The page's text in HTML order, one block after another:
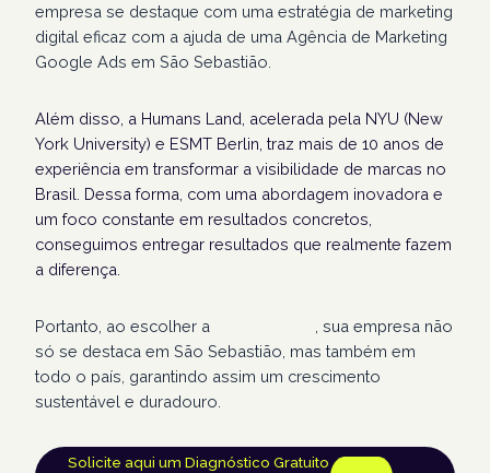
empresa se destaque com uma estratégia de marketing
digital eficaz com a ajuda de uma Agência de Marketing
Google Ads em São Sebastião.
Além disso, a Humans Land, acelerada pela NYU (New
York University) e ESMT Berlin, traz mais de 10 anos de
experiência em transformar a visibilidade de marcas no
Brasil. Dessa forma, com uma abordagem inovadora e
um foco constante em resultados concretos,
conseguimos entregar resultados que realmente fazem
a diferença.
Portanto, ao escolher a
, sua empresa não
só se destaca em São Sebastião, mas também em
todo o país, garantindo assim um crescimento
sustentável e duradouro.
Solicite aqui um Diagnóstico Gratuito